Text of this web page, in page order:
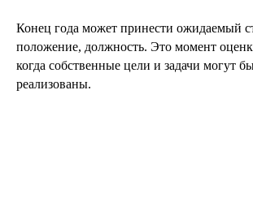
Конец года может принести ожидаемый
положение, должность. Это момент
когда собственные цели и задачи могут
реализованы.